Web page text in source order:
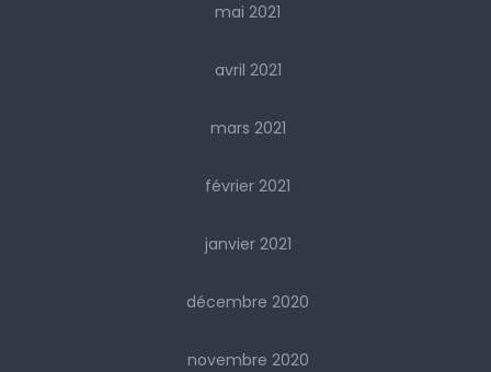
mai 2021
avril 2021
mars 2021
février 2021
janvier 2021
décembre 2020
novembre 2020